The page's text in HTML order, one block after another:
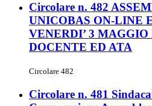
Circolare n. 482
UNICOBAS ON-LINE
VENERDI’ 3 MAGGIO
DOCENTE ED ATA
Circolare 482
Circolare n. 481